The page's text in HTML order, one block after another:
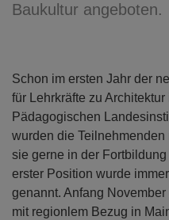
Baukultur angeboten.
Schon im ersten Jahr der
für Lehrkräfte zu
Pädagogischen
wurden die
sie gerne in der
erster Position wurde
genannt. Anfang
mit regionlem Bezug in